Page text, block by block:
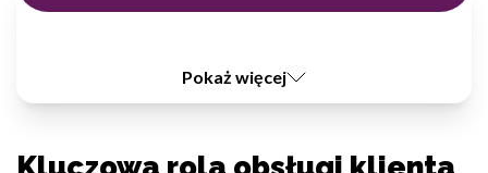
Pokaż więcej
Marketingowe pliki cookie stosowane są w celu śledzenia
stronach internetowych. Celem jest wyświetlanie reklam, które są